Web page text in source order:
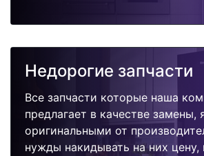
Недорогие запчасти
Все запчасти которые наша
предлагает в качестве замены,
оригинальными от
нужды накидывать на них цену,